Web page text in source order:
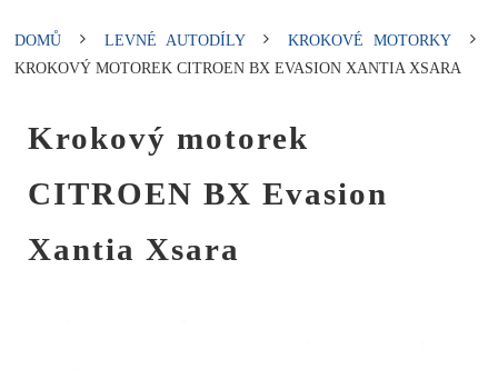
DOMŮ LEVNÉ AUTODÍLY
KROKOVÉ MOTORKY
KROKOVÝ MOTOREK CITROEN BX EVASION XANTIA XSARA
Krokový motorek
CITROEN BX Evasion
Xantia Xsara